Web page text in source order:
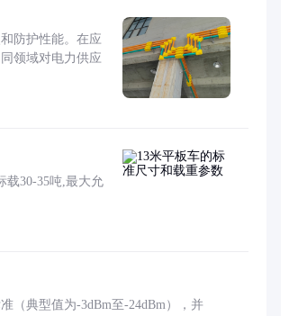
防护性能。在应
领域对电力供应
载30-35吨,最大允
（典型值为-3dBm至-24dBm），并